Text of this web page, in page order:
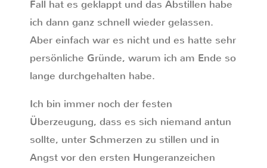
Fall hat es geklappt und das Abstillen habe
ich dann ganz schnell wieder gelassen.
Aber einfach war es nicht und es hatte sehr
persönliche Gründe, warum ich am Ende so
lange durchgehalten habe.
Ich bin immer noch der festen
Überzeugung, dass es sich niemand antun
sollte, unter Schmerzen zu stillen und in
Angst vor den ersten Hungeranzeichen